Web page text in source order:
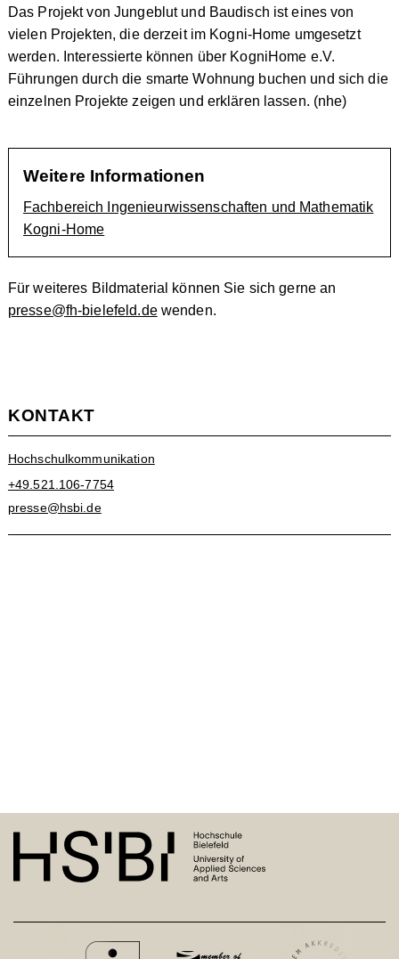
Das Projekt von Jungeblut und Baudisch ist eines von
vielen Projekten, die derzeit im Kogni-Home umgesetzt
werden. Interessierte können über KogniHome e.V.
Führungen durch die smarte Wohnung buchen und sich die
einzelnen Projekte zeigen und erklären lassen. (nhe)
Weitere Informationen
Fachbereich Ingenieurwissenschaften und Mathematik
Kogni-Home
Für weiteres Bildmaterial können Sie sich gerne an
presse@fh-bielefeld.dewenden.
KONTAKT
Hochschulkommunikation
+49.521.106-7754
presse@hsbi.de